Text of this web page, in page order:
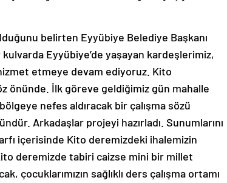
belirten Eyyübiye Belediye Başkanı
Eyyübiye’de yaşayan kardeşlerimiz,
etmeye devam ediyoruz. Kito
önünde. İlk göreve geldiğimiz gün mahalle
nefes aldıracak bir çalışma sözü
Arkadaşlar projeyi hazırladı. Sunumlarını
içerisinde Kito deremizdeki ihalemizin
deremizde tabiri caizse mini bir millet
çocuklarımızın sağlıklı ders çalışma ortamı